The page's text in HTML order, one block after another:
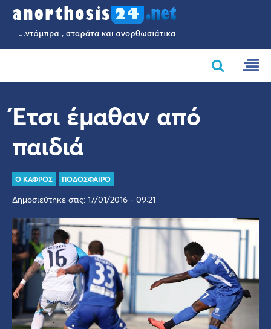
Έτσι έμαθαν από
παιδιά
Ο ΚΑΦΡΟΣ ΠΟΔΟΣΦΑΙΡΟ
Δημοσιεύτηκε στις: 17/01/2016 - 09:21